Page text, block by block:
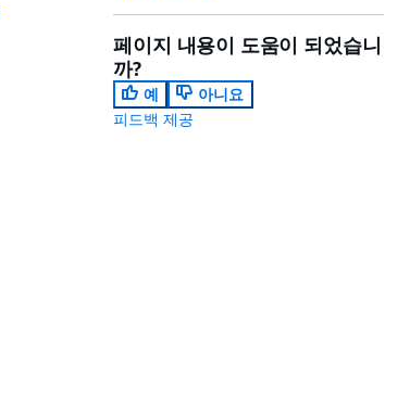
페이지 내용이 도움이 되었습니
까?
예
아니요
피드백 제공